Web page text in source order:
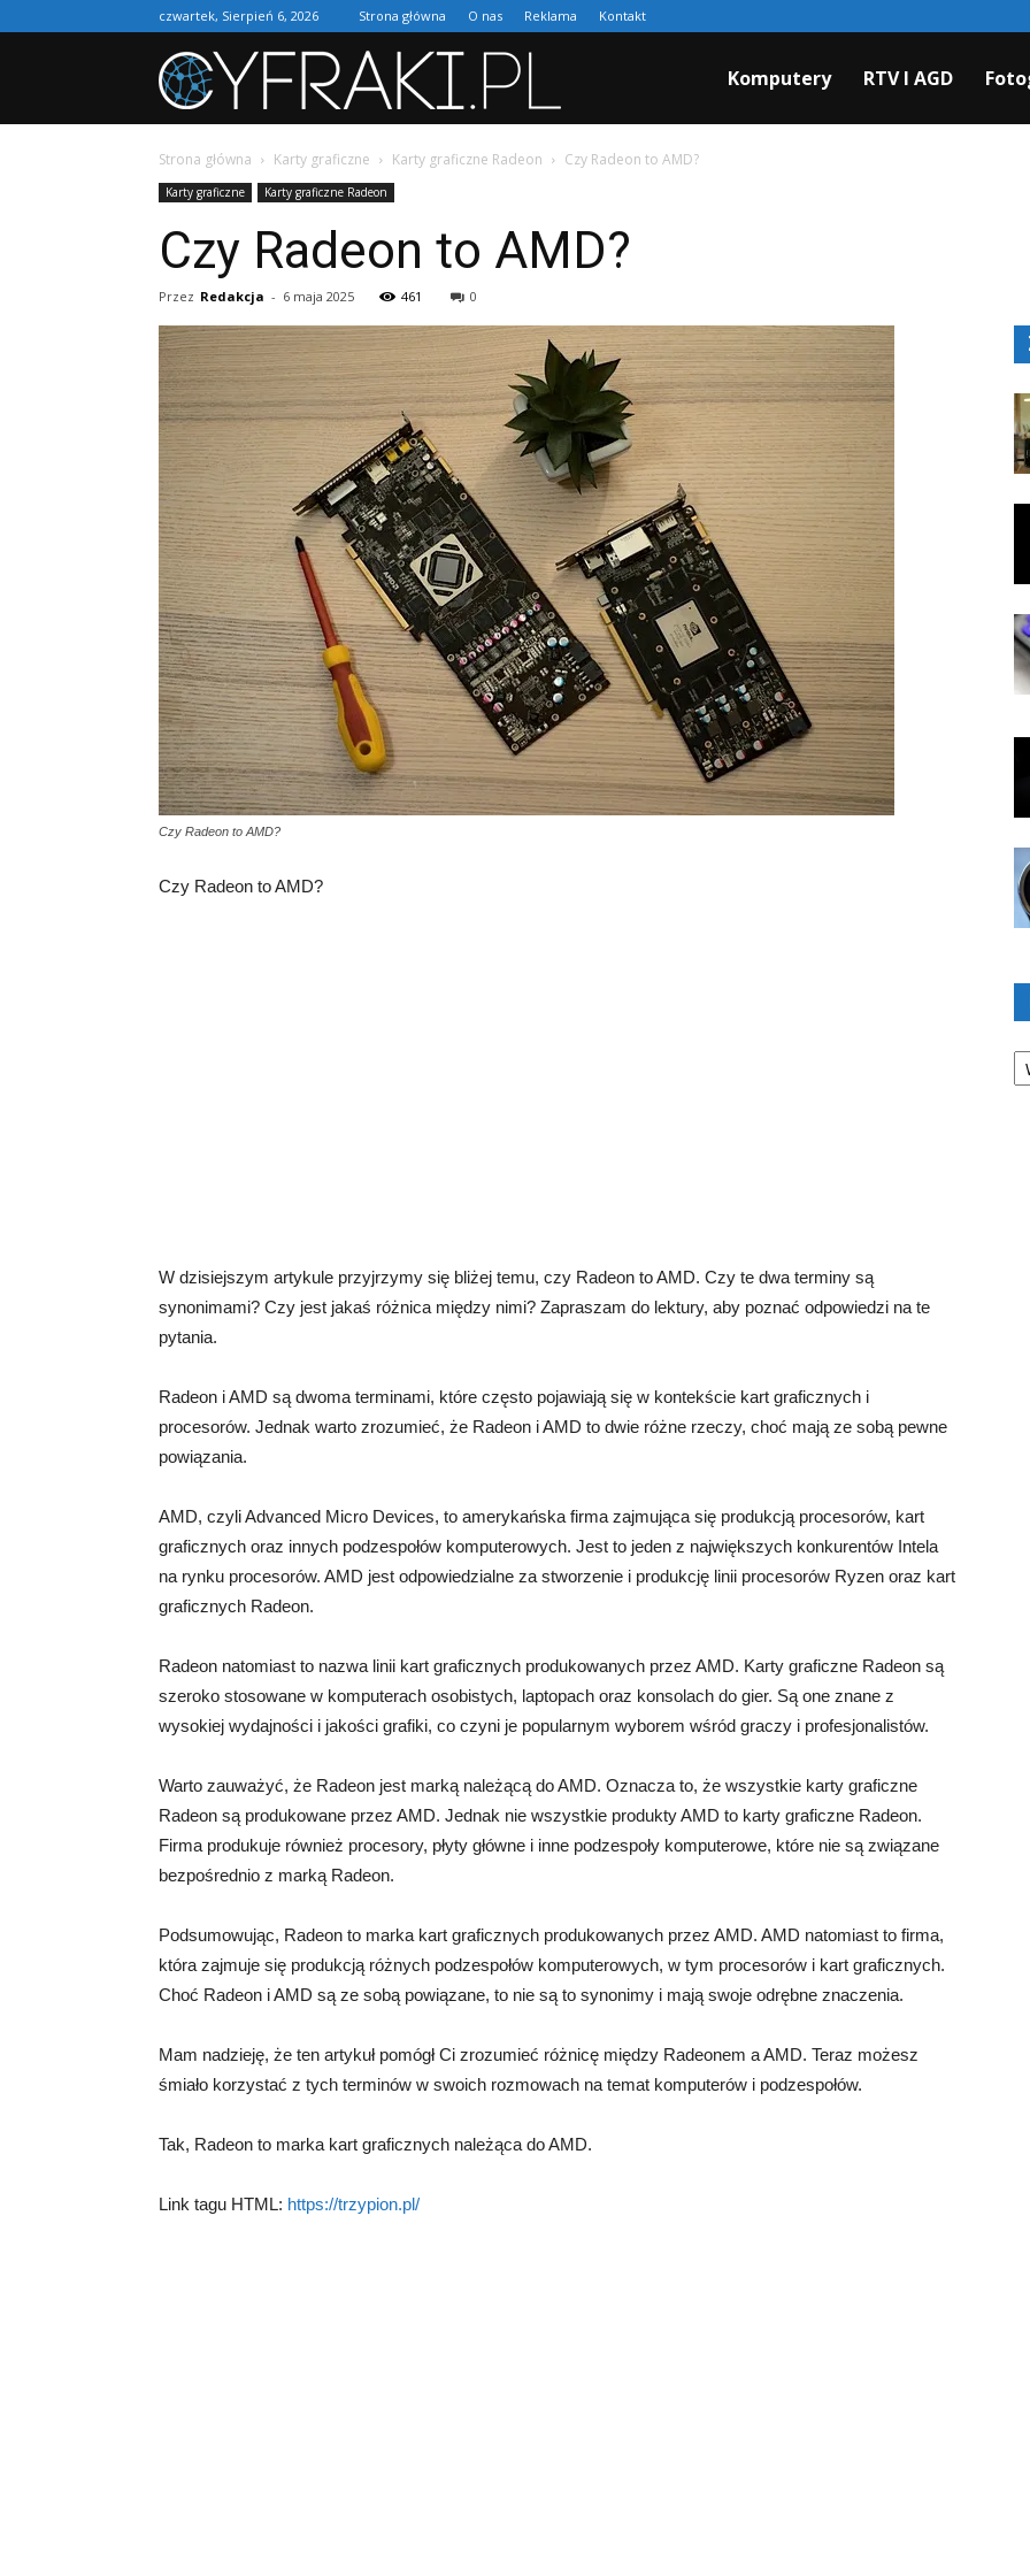
czwartek, Sierpień 6, 2026 Strona główna O nas Reklama Kontakt
Komputery RTV I AGD
Strona główna Karty graficzne Karty graficzne Radeon Czy Radeon to AMD?
Karty graficzne Karty graficzne Radeon
Czy Radeon to AMD?
Przez Redakcja - 6 maja 2025 461 0
Czy Radeon to AMD?
Czy Radeon to AMD?
W dzisiejszym artykule przyjrzymy się bliżej temu, czy Radeon to AMD. Czy te dwa terminy są
synonimami? Czy jest jakaś różnica między nimi? Zapraszam do lektury, aby poznać odpowiedzi na te
pytania.
Radeon i AMD są dwoma terminami, które często pojawiają się w kontekście kart graficznych i
procesorów. Jednak warto zrozumieć, że Radeon i AMD to dwie różne rzeczy, choć mają ze sobą pewne
powiązania.
AMD, czyli Advanced Micro Devices, to amerykańska firma zajmująca się produkcją procesorów, kart
graficznych oraz innych podzespołów komputerowych. Jest to jeden z największych konkurentów Intela
na rynku procesorów. AMD jest odpowiedzialne za stworzenie i produkcję linii procesorów Ryzen oraz kart
graficznych Radeon.
Radeon natomiast to nazwa linii kart graficznych produkowanych przez AMD. Karty graficzne Radeon są
szeroko stosowane w komputerach osobistych, laptopach oraz konsolach do gier. Są one znane z
wysokiej wydajności i jakości grafiki, co czyni je popularnym wyborem wśród graczy i profesjonalistów.
Warto zauważyć, że Radeon jest marką należącą do AMD. Oznacza to, że wszystkie karty graficzne
Radeon są produkowane przez AMD. Jednak nie wszystkie produkty AMD to karty graficzne Radeon.
Firma produkuje również procesory, płyty główne i inne podzespoły komputerowe, które nie są związane
bezpośrednio z marką Radeon.
Podsumowując, Radeon to marka kart graficznych produkowanych przez AMD. AMD natomiast to firma,
która zajmuje się produkcją różnych podzespołów komputerowych, w tym procesorów i kart graficznych.
Choć Radeon i AMD są ze sobą powiązane, to nie są to synonimy i mają swoje odrębne znaczenia.
Mam nadzieję, że ten artykuł pomógł Ci zrozumieć różnicę między Radeonem a AMD. Teraz możesz
śmiało korzystać z tych terminów w swoich rozmowach na temat komputerów i podzespołów.
Tak, Radeon to marka kart graficznych należąca do AMD.
Link tagu HTML: https://trzypion.pl/